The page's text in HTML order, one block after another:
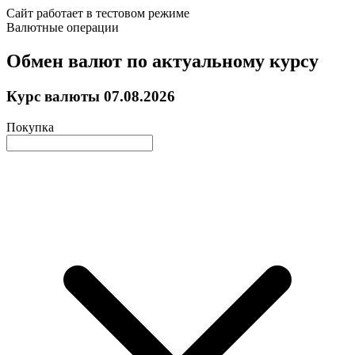
Сайт работает в тестовом режиме
Валютные операции
Обмен валют по актуальному курсу
Курс валюты 07.08.2026
Покупка